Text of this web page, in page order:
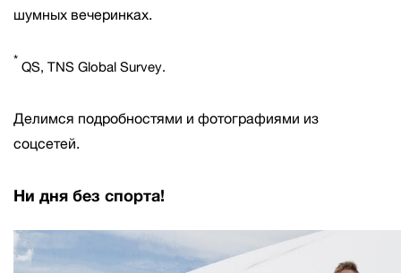
шумных вечеринках.
* QS, TNS Global Survey.
Делимся подробностями и фотографиями из
соцсетей.
Ни дня без спорта!